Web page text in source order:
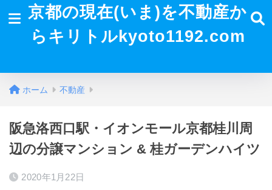
京都の現在(いま)を不動産か
らキリトルkyoto1192.com
ホーム 不動産
阪急洛西口駅・イオンモール京都桂川周
辺の分譲マンション & 桂ガーデンハイツ
2020年1月22日